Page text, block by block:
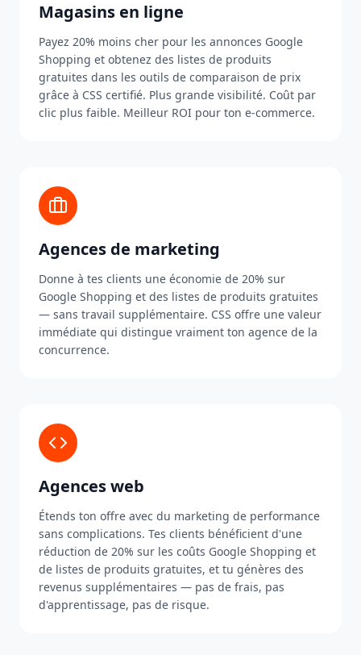
Magasins en ligne
Payez 20% moins cher pour les annonces Google
Shopping et obtenez des listes de produits
gratuites dans les outils de comparaison de prix
grâce à CSS certifié. Plus grande visibilité. Coût par
clic plus faible. Meilleur ROI pour ton e-commerce.
Agences de marketing
Donne à tes clients une économie de 20% sur
Google Shopping et des listes de produits gratuites
— sans travail supplémentaire. CSS offre une valeur
immédiate qui distingue vraiment ton agence de la
concurrence.
Agences web
Étends ton offre avec du marketing de performance
sans complications. Tes clients bénéficient d'une
réduction de 20% sur les coûts Google Shopping et
de listes de produits gratuites, et tu génères des
revenus supplémentaires — pas de frais, pas
d'apprentissage, pas de risque.